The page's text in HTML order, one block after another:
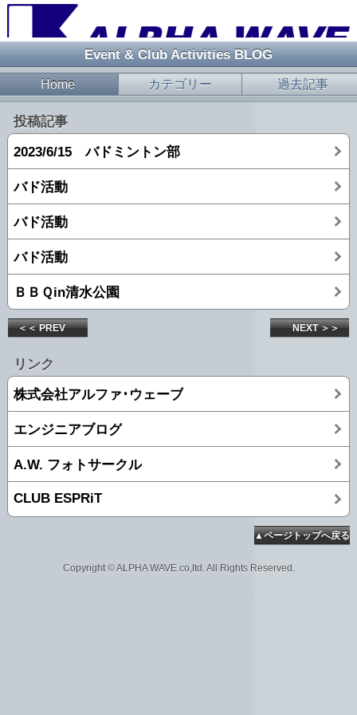
Event & Club Activities BLOG
Home カテゴリー 過去記事
投稿記事
2023/6/15 バドミントン部
バド活動
バド活動
バド活動
ＢＢＱin清水公園
＜＜ PREV NEXT ＞＞
リンク
株式会社アルファ･ウェーブ
エンジニアブログ
A.W. フォトサークル
CLUB ESPRiT
▲ページトップへ戻る
Copyright © ALPHA WAVE.co,ltd. All Rights Reserved.